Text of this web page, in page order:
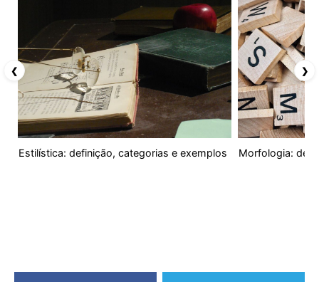
Estilística: definição, categorias e exemplos Morfologia:
❮ ❯